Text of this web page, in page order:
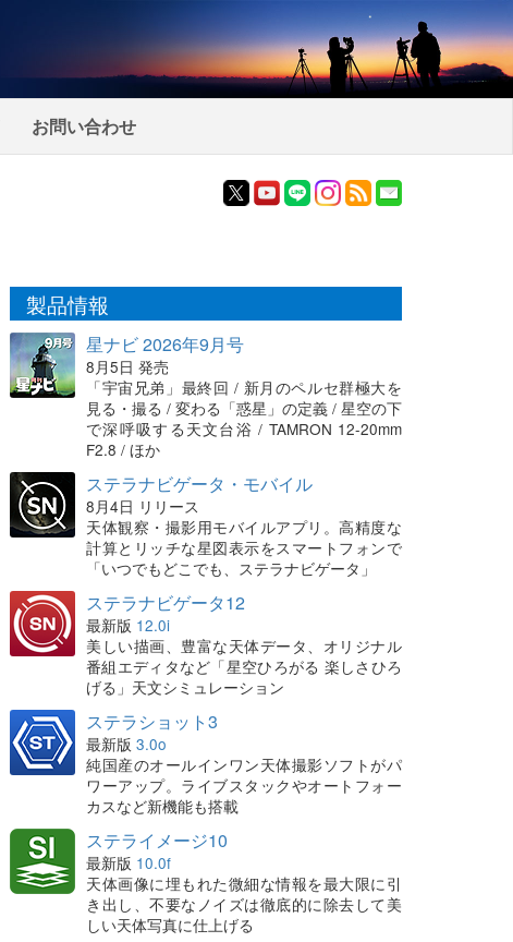
お問い合わせ
製品情報
星ナビ 2026年9月号
8月5日 発売
「宇宙兄弟」最終回 / 新月のペルセ群極大を
見る・撮る / 変わる「惑星」の定義 / 星空の下
で深呼吸する天文台浴 / TAMRON 12-20mm
F2.8 / ほか
ステラナビゲータ・モバイル
8月4日 リリース
天体観察・撮影用モバイルアプリ。高精度な
計算とリッチな星図表示をスマートフォンで
「いつでもどこでも、ステラナビゲータ」
ステラナビゲータ12
最新版 12.0i
美しい描画、豊富な天体データ、オリジナル
番組エディタなど「星空ひろがる 楽しさひろ
げる」天文シミュレーション
ステラショット3
最新版 3.0o
純国産のオールインワン天体撮影ソフトがパ
ワーアップ。ライブスタックやオートフォー
カスなど新機能も搭載
ステライメージ10
最新版 10.0f
天体画像に埋もれた微細な情報を最大限に引
き出し、不要なノイズは徹底的に除去して美
しい天体写真に仕上げる